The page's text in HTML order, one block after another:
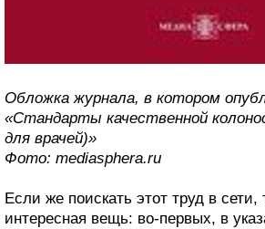
Обложка журнала, в котором
«Стандарты качественной
для врачей)»
Фото: mediasphera.ru
Если же поискать этот труд в сети,
интересная вещь: во-первых, в